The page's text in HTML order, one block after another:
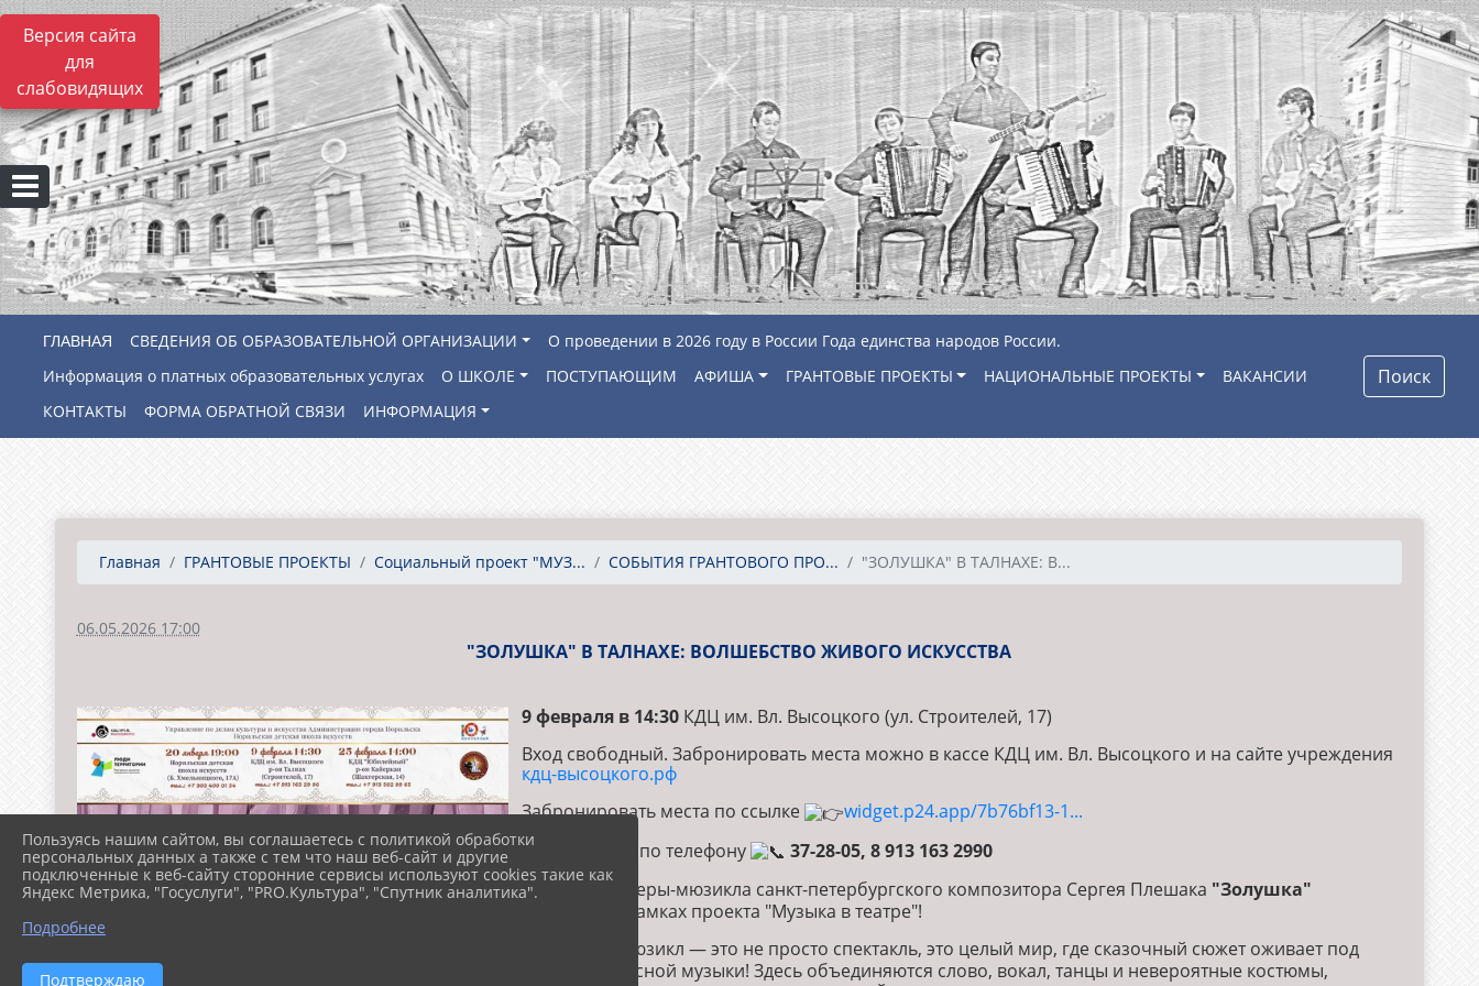
Версия сайта
для
слабовидящих
СВЕДЕНИЯ ОБ ОБРАЗОВАТЕЛЬНОЙ ОРГАНИЗАЦИИ
О проведении в 2026 году в России Года единства народов России.
Информация о платных образовательных услугах
О ШКОЛЕ ПОСТУПАЮЩИМ АФИША ГРАНТОВЫЕ ПРОЕКТЫ НАЦИОНАЛЬНЫЕ ПРОЕКТЫ
ВАКАНСИИ
КОНТАКТЫ
ФОРМА ОБРАТНОЙ СВЯЗИ ИНФОРМАЦИЯ
Поиск
Главная ГРАНТОВЫЕ ПРОЕКТЫ Социальный проект "МУЗ... СОБЫТИЯ ГРАНТОВОГО ПРО... "ЗОЛУШКА" В ТАЛНАХЕ: В...
06.05.2026 17:00
"ЗОЛУШКА" В ТАЛНАХЕ: ВОЛШЕБСТВО ЖИВОГО ИСКУССТВА
9 февраля в 14:30 КДЦ им. Вл. Высоцкого (ул. Строителей, 17)
Вход свободный. Забронировать места можно в кассе КДЦ им. Вл. Высоцкого и на сайте учреждения
кдц-высоцкого.рф
Забронировать места по ссылке
widget.p24.app/7b76bf13-1...
Информация по телефону
37-28-05, 8 913 163 2990
Показ оперы-мюзикла санкт-петербургского композитора Сергея Плешака "Золушка"
состоится в рамках проекта "Музыка в театре"!
Опера-мюзикл — это не просто спектакль, это целый мир, где сказочный сюжет оживает под
звуки прекрасной музыки! Здесь объединяются слово, вокал, танцы и невероятные костюмы,
Пользуясь нашим сайтом, вы соглашаетесь с политикой обработки
персональных данных а также с тем что наш веб-сайт и другие
подключенные к веб-сайту сторонние сервисы используют cookies такие как
Яндекс Метрика, "Госуслуги", "PRO.Культура", "Спутник аналитика".
Подробнее
Подтверждаю